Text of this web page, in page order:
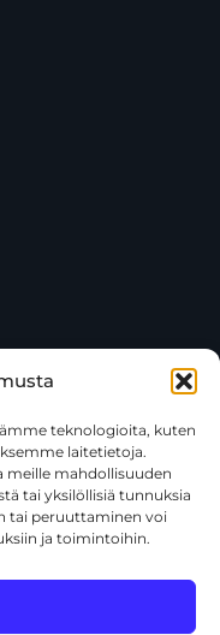
teknologioita, kuten
laitetietoja.
meille mahdollisuuden
tai yksilöllisiä tunnuksia
tai peruuttaminen voi
ja toimintoihin.